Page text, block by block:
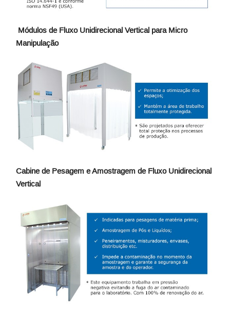
Módulos de Fluxo Unidirecional Vertical para Micro
Manipulação
Cabine de Pesagem e Amostragem de Fluxo Unidirecional
Vertical